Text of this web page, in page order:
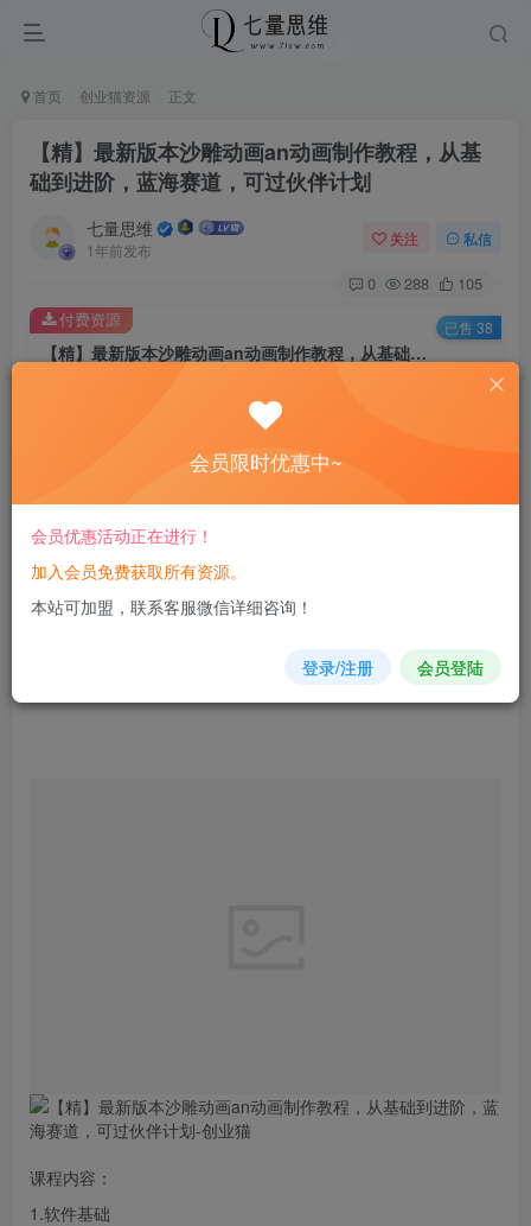
首页 创业猫资源 正文
【精】最新版本沙雕动画an动画制作教程，从基
础到进阶，蓝海赛道，可过伙伴计划
七量思维
1年前发布
关注 私信
0 288 105
【精】最新版本沙雕动画an动画制作教程，从基础到进阶，蓝海赛道，可过伙伴计划
8.8
免费
您当前未登录！建议登陆后购买，可保存购买订单
付费资源 已售 38
课程内容：
1.软件基础
会员限时优惠中~
会员优惠活动正在进行！
加入会员免费获取所有资源。
本站可加盟，联系客服微信详细咨询！
登录/注册 会员登陆